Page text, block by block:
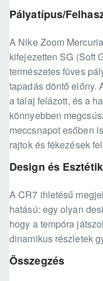
Pályatípus/
A Nike Zoom
kifejezetten SG (Soft
természetes füves
tapadás döntő előny.
a talaj felázott, és a
könnyebben
meccsnapot esőben
rajtok és fékezések
Design és
A CR7 ihletésű
hatású: egy olyan
hogy a tempóra
dinamikus részletek
Összegzés